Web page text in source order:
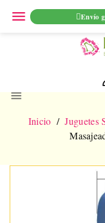
ENVIO GRATUITO
menu
Inicio Juguetes
menu Envío